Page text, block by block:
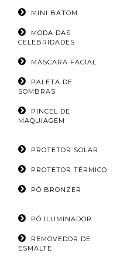
MINI BATOM
MODA DAS
CELEBRIDADES
MÁSCARA FACIAL
PALETA DE
SOMBRAS
PINCEL DE
MAQUIAGEM
PROTETOR SOLAR
PROTETOR TÉRMICO
PÓ BRONZER
PÓ ILUMINADOR
REMOVEDOR DE
ESMALTE